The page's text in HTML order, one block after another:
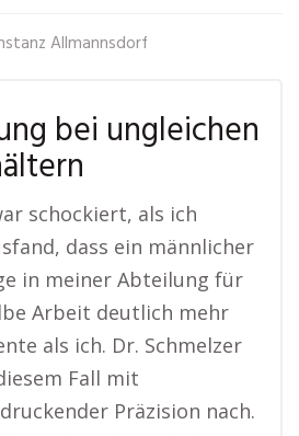
Allmannsdorf
bei ungleichen
schockiert, als ich
dass ein männlicher
in meiner Abteilung für
Arbeit deutlich mehr
als ich. Dr. Schmelzer
Fall mit
Präzision nach.